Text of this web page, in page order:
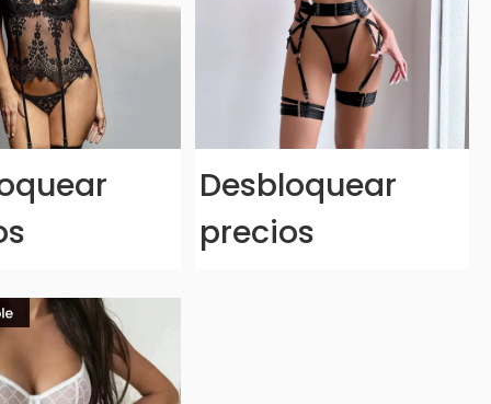
Desbloquear
precios